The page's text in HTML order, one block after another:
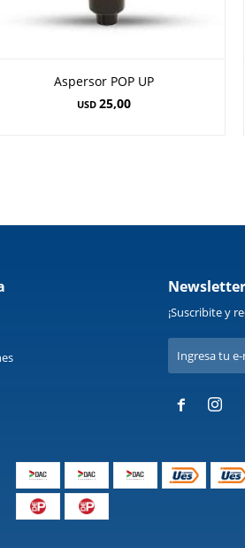
Aspersor POP UP
USD 25,00
Newsletter
¡Suscribite y
 